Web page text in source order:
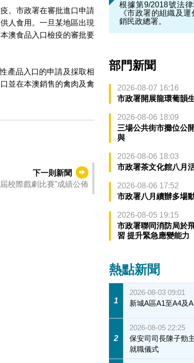
。市政署在審批進口申請
人食用。一旦某地區出現
澳食品入口檢疫的審批要
產品入口的申請及採取相
並在本澳銷售的禽肉及禽
下一則新聞
校際戲劇比賽”成績公佈
根據第9/2018號法
《市政署的組織及
銷民政總署。
部門新聞
2026-08-07 16:16
市政署開展龍環葡韻
2026-08-06 18:09
三場公共街市攤位公
與
2026-08-06 18:03
市政署茶文化館八月
2026-08-06 17:52
市政署八月續辦多場
2026-08-05 19:15
市政署聯同消防局於
習 提升緊急應變能力
熱點新聞
1
2026-08-03 09:01
新城A區A1至A4及
2
2026-08-05 22:25
保安司司長陳子勁
就職儀式